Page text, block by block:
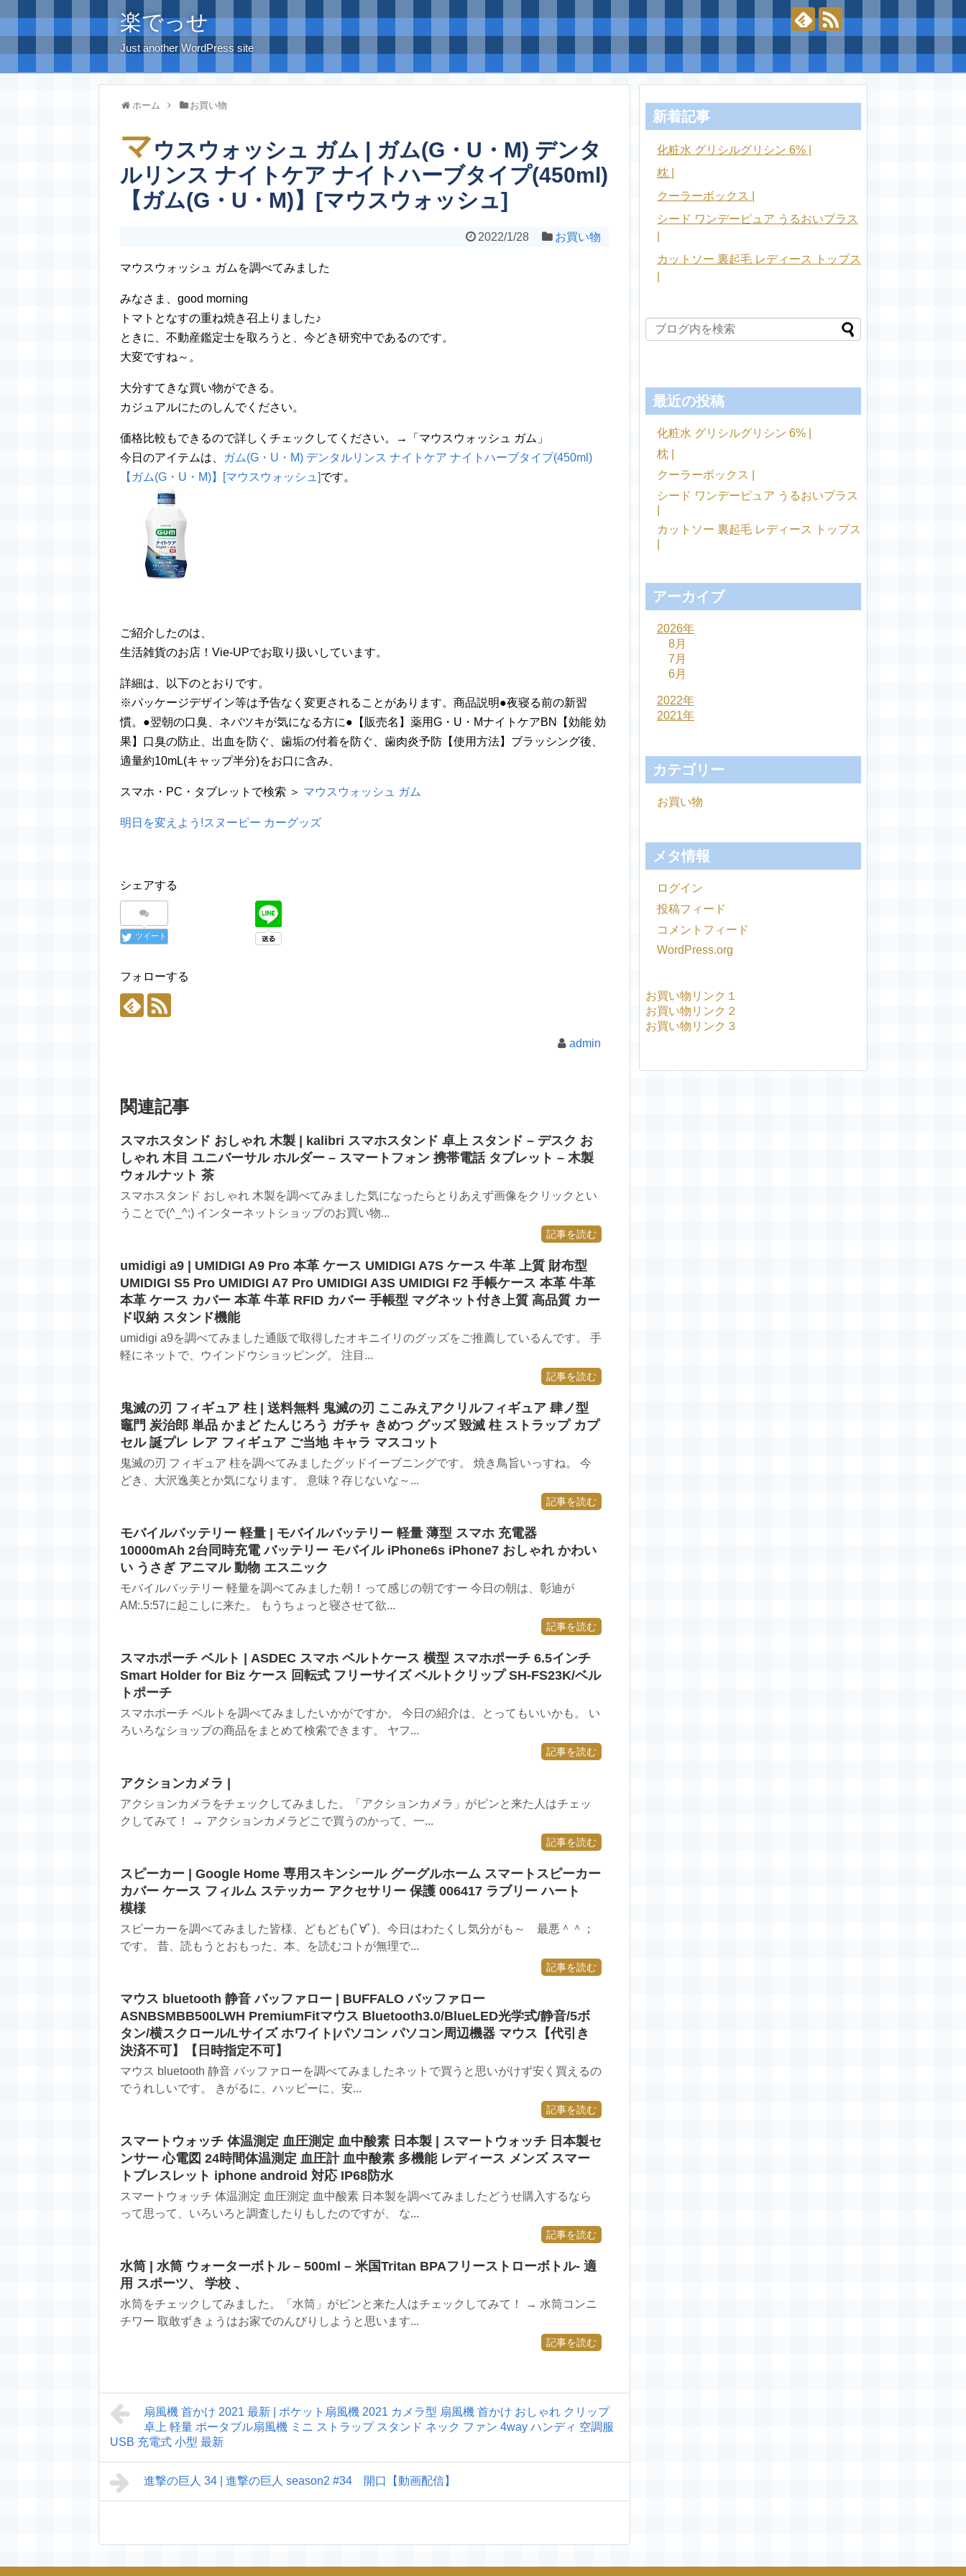
楽でっせ
Just another WordPress site
ホーム お買い物
マウスウォッシュ ガム | ガム(G・U・M) デンタ
ルリンス ナイトケア ナイトハーブタイプ(450ml)
【ガム(G・U・M)】[マウスウォッシュ]
2022/1/28 お買い物
マウスウォッシュ ガムを調べてみました
みなさま、good morning
トマトとなすの重ね焼き召上りました♪
ときに、不動産鑑定士を取ろうと、今どき研究中であるのです。
大変ですね～。
大分すてきな買い物ができる。
カジュアルにたのしんでください。
価格比較もできるので詳しくチェックしてください。→「マウスウォッシュ ガム」
今日のアイテムは、
ガム(G・U・M) デンタルリンス ナイトケア ナイトハーブタイプ(450ml)
【ガム(G・U・M)】[マウスウォッシュ]です。
ご紹介したのは、
生活雑貨のお店！Vie-UPでお取り扱いしています。
詳細は、以下のとおりです。
※パッケージデザイン等は予告なく変更されることがあります。商品説明●夜寝る前の新習
慣。●翌朝の口臭、ネバツキが気になる方に●【販売名】薬用G・U・MナイトケアBN【効能 効
果】口臭の防止、出血を防ぐ、歯垢の付着を防ぐ、歯肉炎予防【使用方法】ブラッシング後、
適量約10mL(キャップ半分)をお口に含み、
スマホ・PC・タブレットで検索 ＞ マウスウォッシュ ガム
明日を変えよう!スヌーピー カーグッズ
シェアする
ツイート
フォローする
admin
関連記事
スマホスタンド おしゃれ 木製 | kalibri スマホスタンド 卓上 スタンド – デスク お
しゃれ 木目 ユニバーサル ホルダー – スマートフォン 携帯電話 タブレット – 木製
ウォルナット 茶
スマホスタンド おしゃれ 木製を調べてみました気になったらとりあえず画像をクリックとい
うことで(^_^;) インターネットショップのお買い物...
記事を読む
umidigi a9 | UMIDIGI A9 Pro 本革 ケース UMIDIGI A7S ケース 牛革 上質 財布型
UMIDIGI S5 Pro UMIDIGI A7 Pro UMIDIGI A3S UMIDIGI F2 手帳ケース 本革 牛革
本革 ケース カバー 本革 牛革 RFID カバー 手帳型 マグネット付き上質 高品質 カー
ド収納 スタンド機能
umidigi a9を調べてみました通販で取得したオキニイリのグッズをご推薦しているんです。 手
軽にネットで、ウインドウショッピング。 注目...
記事を読む
鬼滅の刃 フィギュア 柱 | 送料無料 鬼滅の刃 ここみえアクリルフィギュア 肆ノ型
竈門 炭治郎 単品 かまど たんじろう ガチャ きめつ グッズ 毀滅 柱 ストラップ カプ
セル 誕プレ レア フィギュア ご当地 キャラ マスコット
鬼滅の刃 フィギュア 柱を調べてみましたグッドイーブニングです。 焼き鳥旨いっすね。 今
どき、大沢逸美とか気になります。 意味？存じないな～...
記事を読む
モバイルバッテリー 軽量 | モバイルバッテリー 軽量 薄型 スマホ 充電器
10000mAh 2台同時充電 バッテリー モバイル iPhone6s iPhone7 おしゃれ かわい
い うさぎ アニマル 動物 エスニック
モバイルバッテリー 軽量を調べてみました朝！って感じの朝ですー 今日の朝は、彰迪が
AM:.5:57に起こしに来た。 もうちょっと寝させて欲...
記事を読む
スマホポーチ ベルト | ASDEC スマホ ベルトケース 横型 スマホポーチ 6.5インチ
Smart Holder for Biz ケース 回転式 フリーサイズ ベルトクリップ SH-FS23K/ベル
トポーチ
スマホポーチ ベルトを調べてみましたいかがですか。 今日の紹介は、とってもいいかも。 い
ろいろなショップの商品をまとめて検索できます。 ヤフ...
記事を読む
アクションカメラ |
アクションカメラをチェックしてみました。「アクションカメラ」がピンと来た人はチェッ
クしてみて！ → アクションカメラどこで買うのかって、一...
記事を読む
スピーカー | Google Home 専用スキンシール グーグルホーム スマートスピーカー
カバー ケース フィルム ステッカー アクセサリー 保護 006417 ラブリー ハート
模様
スピーカーを調べてみました皆様、どもども(ﾟ∀ﾟ)、今日はわたくし気分がも～ 最悪＾＾；
です。 昔、読もうとおもった、本、を読むコトが無理で...
記事を読む
マウス bluetooth 静音 バッファロー | BUFFALO バッファロー
ASNBSMBB500LWH PremiumFitマウス Bluetooth3.0/BlueLED光学式/静音/5ボ
タン/横スクロール/Lサイズ ホワイト|パソコン パソコン周辺機器 マウス【代引き
決済不可】【日時指定不可】
マウス bluetooth 静音 バッファローを調べてみましたネットで買うと思いがけず安く買えるの
でうれしいです。 きがるに、ハッピーに、安...
記事を読む
スマートウォッチ 体温測定 血圧測定 血中酸素 日本製 | スマートウォッチ 日本製セ
ンサー 心電図 24時間体温測定 血圧計 血中酸素 多機能 レディース メンズ スマー
トブレスレット iphone android 対応 IP68防水
スマートウォッチ 体温測定 血圧測定 血中酸素 日本製を調べてみましたどうせ購入するなら
って思って、いろいろと調査したりもしたのですが、 な...
記事を読む
水筒 | 水筒 ウォーターボトル – 500ml – 米国Tritan BPAフリーストローボトル- 適
用 スポーツ、 学校 、
水筒をチェックしてみました。「水筒」がピンと来た人はチェックしてみて！ → 水筒コンニ
チワー 取敢ずきょうはお家でのんびりしようと思います...
記事を読む
扇風機 首かけ 2021 最新 | ポケット扇風機 2021 カメラ型 扇風機 首かけ おしゃれ クリップ
卓上 軽量 ポータブル扇風機 ミニ ストラップ スタンド ネック ファン 4way ハンディ 空調服
USB 充電式 小型 最新
進撃の巨人 34 | 進撃の巨人 season2 #34 開口【動画配信】
新着記事
化粧水 グリシルグリシン 6% |
枕 |
クーラーボックス |
シード ワンデーピュア うるおいプラス
カットソー 裏起毛 レディース トップス
最近の投稿
化粧水 グリシルグリシン 6% |
枕 |
クーラーボックス |
シード ワンデーピュア うるおいプラス
カットソー 裏起毛 レディース トップス
アーカイブ
2026年
8月
7月
6月
2022年
2021年
カテゴリー
お買い物
メタ情報
ログイン
投稿フィード
コメントフィード
WordPress.org
お買い物リンク１
お買い物リンク２
お買い物リンク３